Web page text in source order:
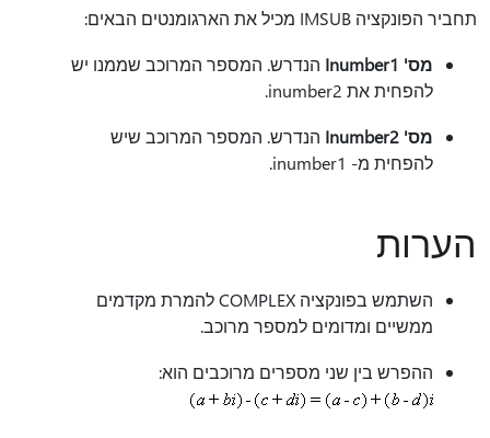
תחביר הפונקציה IMSUB מכיל את הארגומנטים הבאים:
מס' Inumber1
הנדרש. המספר המרוכב שממנו יש
להפחית את inumber2.
מס' Inumber2
הנדרש. המספר המרוכב שיש
להפחית מ- inumber1.
הערות
השתמש בפונקציה COMPLEX להמרת מקדמים
ממשיים ומדומים למספר מרוכב.
ההפרש בין שני מספרים מרוכבים הוא: